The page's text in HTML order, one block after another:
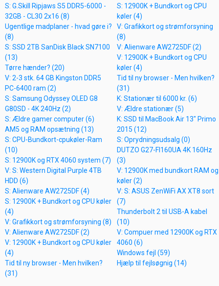
S: G.Skill Ripjaws S5 DDR5-6000 -
32GB - CL30 2x16 (8)
Ugentlige madplaner - hvad gøre i?
(8)
S: SSD 2TB SanDisk Black SN7100
(13)
Tørre hænder? (20)
V: 2-3 stk. 64 GB Kingston DDR5
PC-6400 ram (2)
S: Samsung Odyssey OLED G8
G80SD - 4K 240Hz (2)
S: Ældre gamer computer (6)
AM5 og RAM opsætning (13)
S: CPU-Bundkort-cpukøler-Ram
(10)
S: 12900K og RTX 4060 system (7)
V: S: Western Digital Purple 4TB
HDD (6)
S: Alienware AW2725DF (4)
S: 12900K + Bundkort og CPU køler
(4)
V: Grafikkort og strømforsyning (8)
V: Alienware AW2725DF (2)
V: 12900K + Bundkort og CPU køler
(4)
Tid til ny browser - Men hvilken?
(31)
S: 12900K + Bundkort og CPU
køler (4)
V: Grafikkort og strømforsyning
(8)
V: Alienware AW2725DF (2)
V: 12900K + Bundkort og CPU
køler (4)
Tid til ny browser - Men hvilken?
(31)
K: Stationær til 6000 kr. (6)
V: Ældre stationær (5)
K: SSD til MacBook Air 13" Primo
2015 (12)
S: Oprydningsudsalg (0)
DUTZO G27-FI160UA 4K 160Hz
(3)
V: 12900K med bundkort RAM og
køler (2)
V: S: ASUS ZenWiFi AX XT8 sort
(7)
Thunderbolt 2 til USB-A kabel
(10)
V: Compuer med 12900K og RTX
4060 (6)
Windows fejl (59)
Hjælp til fejlsøgnig (14)